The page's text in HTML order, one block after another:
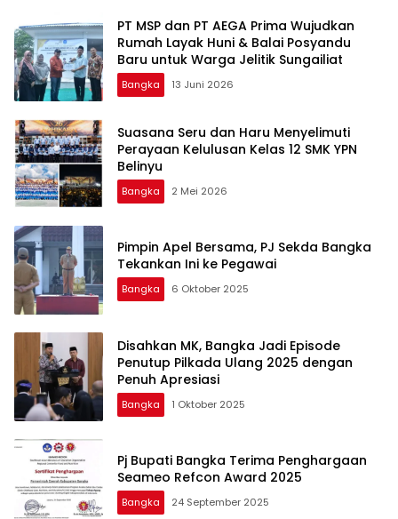
‎PT MSP dan PT AEGA Prima Wujudkan
Rumah Layak Huni & Balai Posyandu
Baru untuk Warga Jelitik Sungailiat
Bangka 13 Juni 2026
Suasana Seru dan Haru Menyelimuti
Perayaan Kelulusan Kelas 12 SMK YPN
Belinyu
Bangka 2 Mei 2026
Pimpin Apel Bersama, PJ Sekda Bangka
Tekankan Ini ke Pegawai
Bangka 6 Oktober 2025
Disahkan MK, Bangka Jadi Episode
Penutup Pilkada Ulang 2025 dengan
Penuh Apresiasi
Bangka 1 Oktober 2025
Pj Bupati Bangka Terima Penghargaan
Seameo Refcon Award 2025
Bangka 24 September 2025